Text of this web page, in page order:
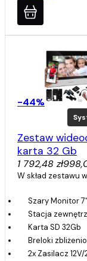
-44%
Zestaw
karta 32 Gb
1 792,48 zł
W skład zestawu
Szary Monitor
Stacja
Karta SD 32Gb
Breloki
2x Zasilacz 12V/